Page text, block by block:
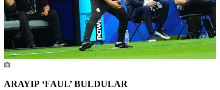
ARAYIP ‘FAUL’ BULDULAR